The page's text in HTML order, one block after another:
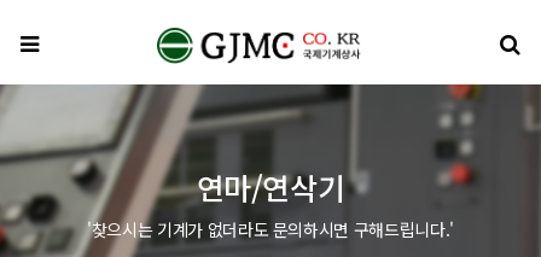
메뉴
연마/연삭기
'찾으시는 기계가 없더라도 문의하시면 구해드립니다.'